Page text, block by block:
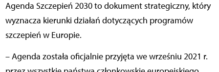
Agenda Szczepień 2030 to dokument strategiczny, który
wyznacza kierunki działań dotyczących programów
szczepień w Europie.
– Agenda została oficjalnie przyjęta we wrześniu 2021 r.